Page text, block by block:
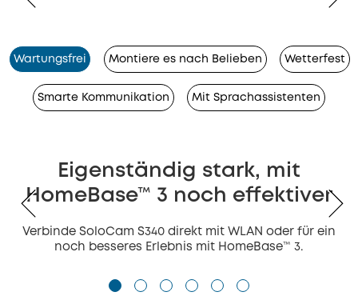
Wartungsfrei Montiere es nach Belieben Wetterfest
Smarte Kommunikation Mit Sprachassistenten
Eigenständig stark, mit
HomeBase™ 3 noch effektiver
Verbinde SoloCam S340 direkt mit WLAN oder für ein
noch besseres Erlebnis mit HomeBase™ 3.